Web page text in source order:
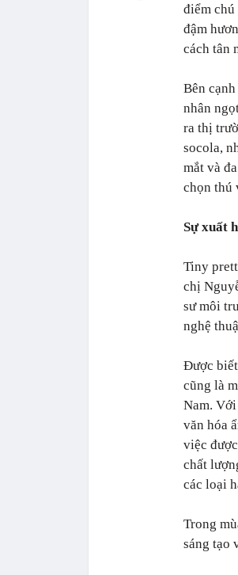
điểm
đậm
cách tân
Bên
nhân
ra thị
socola,
mắt và
chọn thú
Sự xuất
Tiny
chị
sư môi
nghệ
Được
cũng là
Nam.
văn hóa
việc
chất
các loại
Trong
sáng tạo